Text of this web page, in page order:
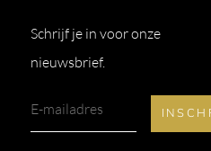
Schrijf je in voor onze
nieuwsbrief.